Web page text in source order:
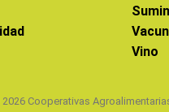
Vino
Cooperativas